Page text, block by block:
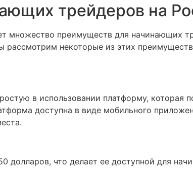
трейдеров на
множество преимуществ для начинающих
рассмотрим некоторые из этих
в использовании платформу, которая
доступна в виде мобильного
долларов, что делает ее доступной для